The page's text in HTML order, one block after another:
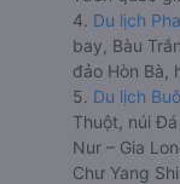
4. Du lịch
bay, Bàu
đảo Hòn Bà,
5. Du lịch
Thuột, núi
Nur – Gia
Chư Yang